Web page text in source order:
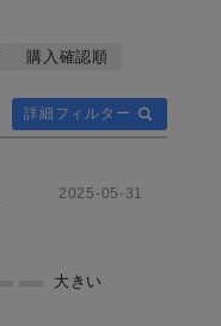
詳細フィルター
購入確認順
2025-05-31
大きい